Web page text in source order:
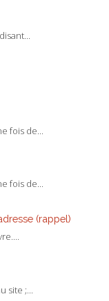
fois de...
fois de...
(rappel)
site ;...